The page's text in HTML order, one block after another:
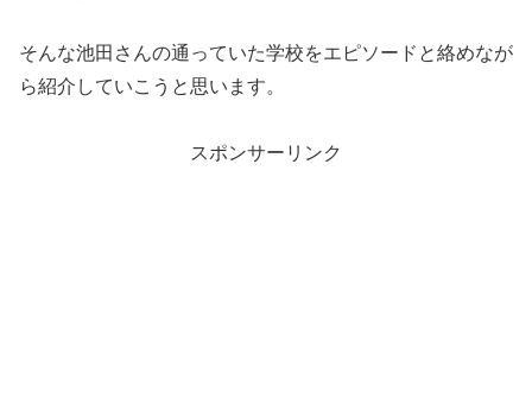
そんな池田さんの通っていた学校をエピソードと絡めなが
ら紹介していこうと思います。
スポンサーリンク